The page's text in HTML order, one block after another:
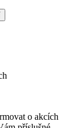
o akcích